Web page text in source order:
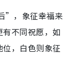
”，象征幸福来
不同祝愿，如
，白色则象征